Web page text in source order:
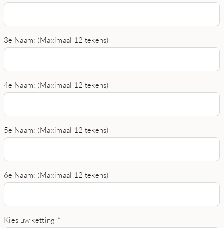
3e Naam: (Maximaal 12 tekens)
4e Naam: (Maximaal 12 tekens)
5e Naam: (Maximaal 12 tekens)
6e Naam: (Maximaal 12 tekens)
Kies uw ketting *